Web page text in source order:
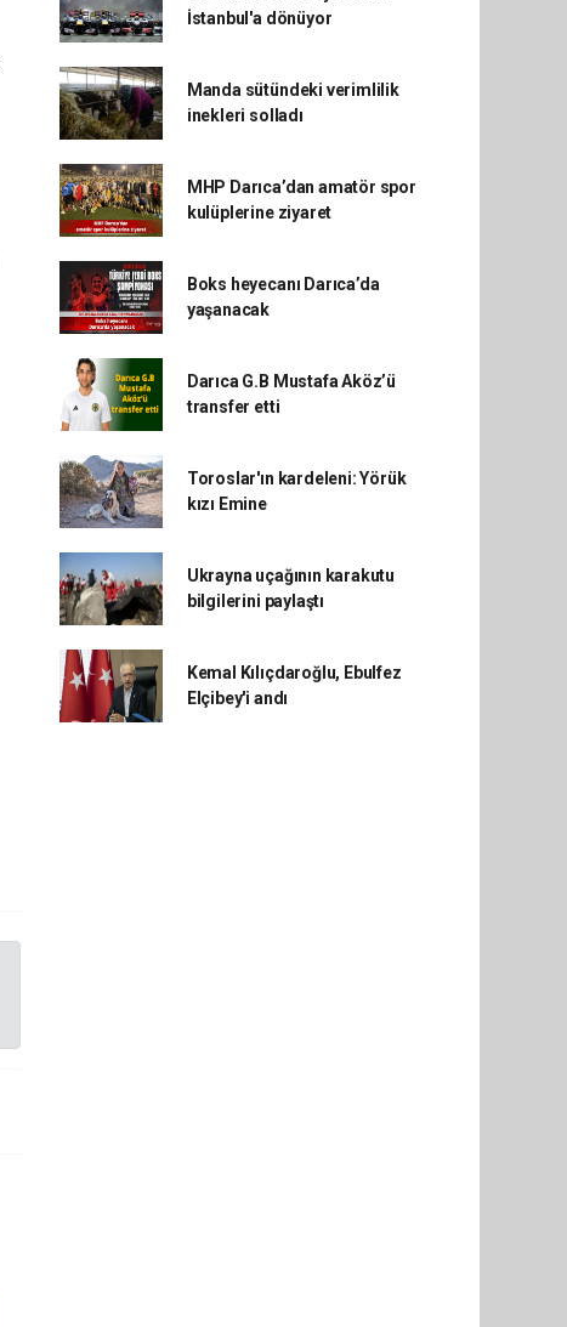
İstanbul'a dönüyor
Manda sütündeki verimlilik
inekleri solladı
MHP Darıca’dan amatör spor
kulüplerine ziyaret
Boks heyecanı Darıca’da
yaşanacak
Darıca G.B Mustafa Aköz’ü
transfer etti
Toroslar'ın kardeleni: Yörük
kızı Emine
Ukrayna uçağının karakutu
bilgilerini paylaştı
Kemal Kılıçdaroğlu, Ebulfez
Elçibey'i andı